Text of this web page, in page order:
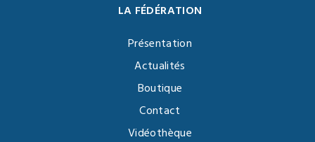
LA FÉDÉRATION
Présentation
Actualités
Boutique
Contact
Vidéothèque